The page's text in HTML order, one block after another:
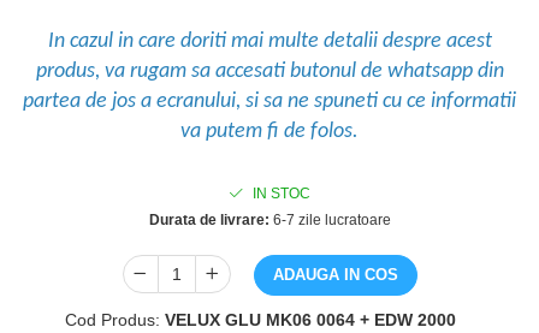
In cazul in care doriti mai multe detalii despre acest
produs, va rugam sa accesati butonul de whatsapp din
partea de jos a ecranului, si sa ne spuneti cu ce informatii
va putem fi de folos.
IN STOC
Durata de livrare: 6-7 zile lucratoare
ADAUGA IN COS
Cod Produs: VELUX GLU MK06 0064 + EDW 2000